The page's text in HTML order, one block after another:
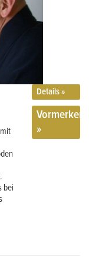
bei
Details »
Vormerken
»